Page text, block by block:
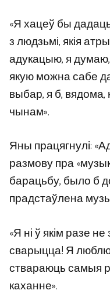
«Я хацеў бы
з людзьмі, якія
адукацыю, я
якую можна сабе
выбар, я б, вядома,
чынам».
Яны працягнулі:
размову пра
барацьбу, было б
прадстаўлена
«Я ні ў якім разе
сварыцца! Я
ствараюць самыя
каханне».